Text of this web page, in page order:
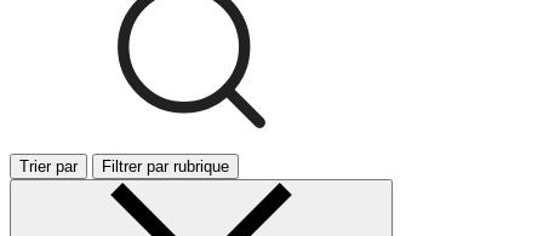
Trier par Filtrer par rubrique